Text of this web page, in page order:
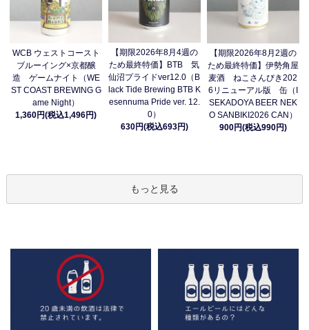
WCB ウェストコースト
ブルーイング×京都醸
造 ゲームナイト（WE
ST COAST BREWING G
ame Night）
1,360円(税込1,496円)
【期限2026年8月4週の
ため最終特価】BTB 気
仙沼プライドver12.0（B
lack Tide Brewing BTB K
esennuma Pride ver. 12.
0）
630円(税込693円)
【期限2026年8月2週の
ため最終特価】伊勢角屋
麦酒 ねこさんびき202
6リニューアル版 缶（I
SEKADOYA BEER NEK
O SANBIKI2026 CAN）
900円(税込990円)
もっと見る